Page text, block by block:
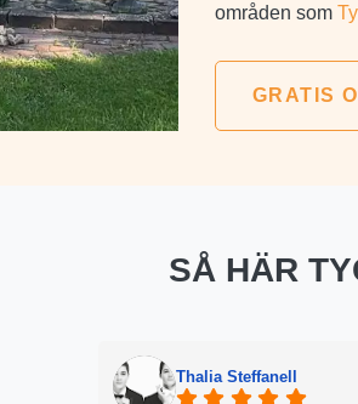
områden som
GRATIS
SÅ HÄR
Thalia Steffanell